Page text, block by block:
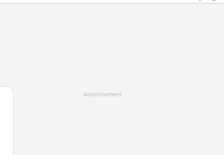
Advertisement